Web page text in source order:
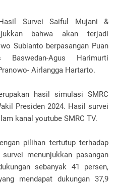
Hasil Survei Saiful Mujani &
bahwa akan terjadi
Subianto berpasangan Puan
Agus Harimurti
Airlangga Hartarto.
hasil simulasi SMRC
Presiden 2024. Hasil survei
kanal youtube SMRC TV.
pilihan tertutup terhadap
menunjukkan pasangan
sebanyak 41 persen,
mendapat dukungan 37,9